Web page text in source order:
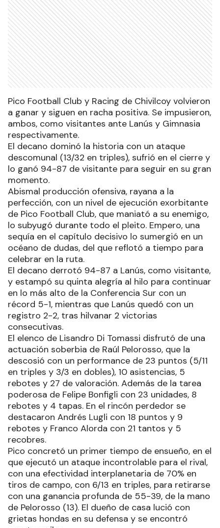
Pico Football Club y Racing de Chivilcoy volvieron
a ganar y siguen en racha positiva. Se impusieron,
ambos, como visitantes ante Lanús y Gimnasia
respectivamente.
El decano dominó la historia con un ataque
descomunal (13/32 en triples), sufrió en el cierre y
lo ganó 94-87 de visitante para seguir en su gran
momento.
Abismal producción ofensiva, rayana a la
perfección, con un nivel de ejecución exorbitante
de Pico Football Club, que maniató a su enemigo,
lo subyugó durante todo el pleito. Empero, una
sequía en el capítulo decisivo lo sumergió en un
océano de dudas, del que reflotó a tiempo para
celebrar en la ruta.
El decano derrotó 94-87 a Lanús, como visitante,
y estampó su quinta alegría al hilo para continuar
en lo más alto de la Conferencia Sur con un
récord 5-1, mientras que Lanús quedó con un
registro 2-2, tras hilvanar 2 victorias
consecutivas.
El elenco de Lisandro Di Tomassi disfrutó de una
actuación soberbia de Raúl Pelorosso, que la
descosió con un performance de 23 puntos (5/11
en triples y 3/3 en dobles), 10 asistencias, 5
rebotes y 27 de valoración. Además de la tarea
poderosa de Felipe Bonfigli con 23 unidades, 8
rebotes y 4 tapas. En el rincón perdedor se
destacaron Andrés Lugli con 18 puntos y 9
rebotes y Franco Alorda con 21 tantos y 5
recobres.
Pico concretó un primer tiempo de ensueño, en el
que ejecutó un ataque incontrolable para el rival,
con una efectividad interplanetaria de 70% en
tiros de campo, con 6/13 en triples, para retirarse
con una ganancia profunda de 55-39, de la mano
de Pelorosso (13). El dueño de casa lució con
grietas hondas en su defensa y se encontró